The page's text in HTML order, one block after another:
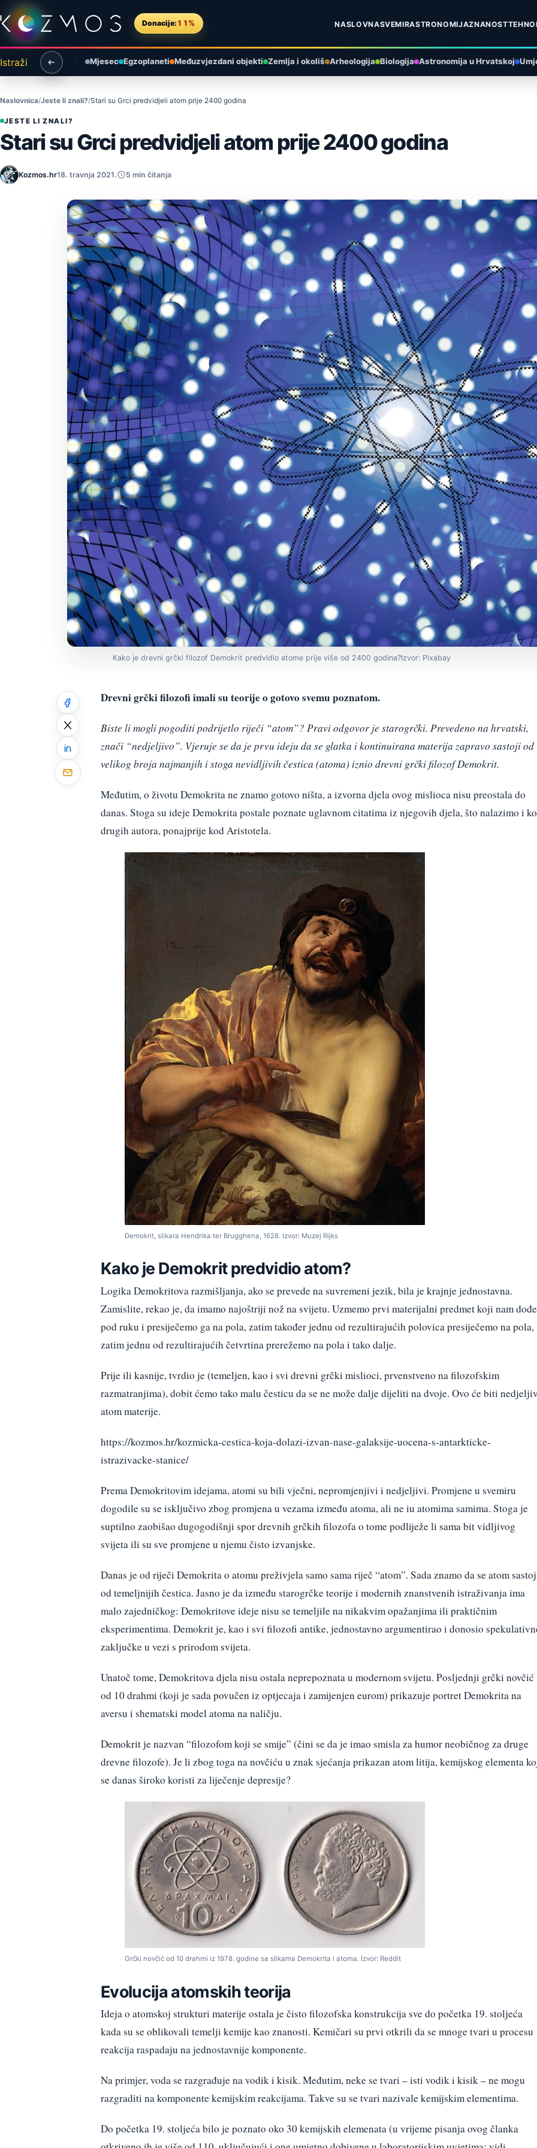
Preskoči na sadržaj
Donacije: 11% NASLOVNASVEMIRASTRONOMIJAZNANOST
Istraži Mjesec Egzoplaneti Međuzvjezdani objekti Zemlja i okoliš Arheologija Biologija Astronomija u Hrvatskoj
Naslovnica Jeste li znali? Stari su Grci predvidjeli atom prije 2400 godina
JESTE LI ZNALI?
Stari su Grci predvidjeli atom prije 2400 godina
Kozmos.hr18. travnja 2021. 5 min čitanja
Kako je drevni grčki filozof Demokrit predvidio atome prije više od 2400 godina?Izvor: Pixabay
Drevni grčki filozofi imali su teorije o gotovo svemu poznatom.
Biste li mogli pogoditi podrijetlo riječi “atom”? Pravi odgovor je starogrčki. Prevedeno na hrvatski,
znači “nedjeljivo”. Vjeruje se da je prvu ideju da se glatka i kontinuirana materija zapravo sastoji od
velikog broja najmanjih i stoga nevidljivih čestica (atoma) iznio drevni grčki filozof Demokrit.
Međutim, o životu Demokrita ne znamo gotovo ništa, a izvorna djela ovog mislioca nisu preostala do
danas. Stoga su ideje Demokrita postale poznate uglavnom citatima iz njegovih djela, što nalazimo i
drugih autora, ponajprije kod Aristotela.
Demokrit, slikara Hendrika ter Brugghena, 1628. Izvor: Muzej Rijks
Kako je Demokrit predvidio atom?
Logika Demokritova razmišljanja, ako se prevede na suvremeni jezik, bila je krajnje jednostavna.
Zamislite, rekao je, da imamo najoštriji nož na svijetu. Uzmemo prvi materijalni predmet koji nam dođe
pod ruku i presiječemo ga na pola, zatim također jednu od rezultirajućih polovica presiječemo na pola,
zatim jednu od rezultirajućih četvrtina prerežemo na pola i tako dalje.
Prije ili kasnije, tvrdio je (temeljen, kao i svi drevni grčki mislioci, prvenstveno na filozofskim
razmatranjima), dobit ćemo tako malu česticu da se ne može dalje dijeliti na dvoje. Ovo će biti
atom materije.
https://kozmos.hr/kozmicka-cestica-koja-dolazi-izvan-nase-galaksije-uocena-s-antarkticke-
istrazivacke-stanice/
Prema Demokritovim idejama, atomi su bili vječni, nepromjenjivi i nedjeljivi. Promjene u svemiru
dogodile su se isključivo zbog promjena u vezama između atoma, ali ne iu atomima samima. Stoga je
suptilno zaobišao dugogodišnji spor drevnih grčkih filozofa o tome podliježe li sama bit vidljivog
svijeta ili su sve promjene u njemu čisto izvanjske.
Danas je od riječi Demokrita o atomu preživjela samo sama riječ “atom”. Sada znamo da se atom
od temeljnijih čestica. Jasno je da između starogrčke teorije i modernih znanstvenih istraživanja ima
malo zajedničkog: Demokritove ideje nisu se temeljile na nikakvim opažanjima ili praktičnim
eksperimentima. Demokrit je, kao i svi filozofi antike, jednostavno argumentirao i donosio
zaključke u vezi s prirodom svijeta.
Unatoč tome, Demokritova djela nisu ostala neprepoznata u modernom svijetu. Posljednji grčki novčić
od 10 drahmi (koji je sada povučen iz optjecaja i zamijenjen eurom) prikazuje portret Demokrita na
aversu i shematski model atoma na naličju.
Demokrit je nazvan “filozofom koji se smije” (čini se da je imao smisla za humor neobičnog za druge
drevne filozofe). Je li zbog toga na novčiću u znak sjećanja prikazan atom litija, kemijskog elementa
se danas široko koristi za liječenje depresije?
Grčki novčić od 10 drahmi iz 1978. godine sa slikama Demokrita i atoma. Izvor: Reddit
Evolucija atomskih teorija
Ideja o atomskoj strukturi materije ostala je čisto filozofska konstrukcija sve do početka 19. stoljeća
kada su se oblikovali temelji kemije kao znanosti. Kemičari su prvi otkrili da se mnoge tvari u procesu
reakcija raspadaju na jednostavnije komponente.
Na primjer, voda se razgrađuje na vodik i kisik. Međutim, neke se tvari – isti vodik i kisik – ne mogu
razgraditi na komponente kemijskim reakcijama. Takve su se tvari nazivale kemijskim elementima.
Do početka 19. stoljeća bilo je poznato oko 30 kemijskih elemenata (u vrijeme pisanja ovog članka